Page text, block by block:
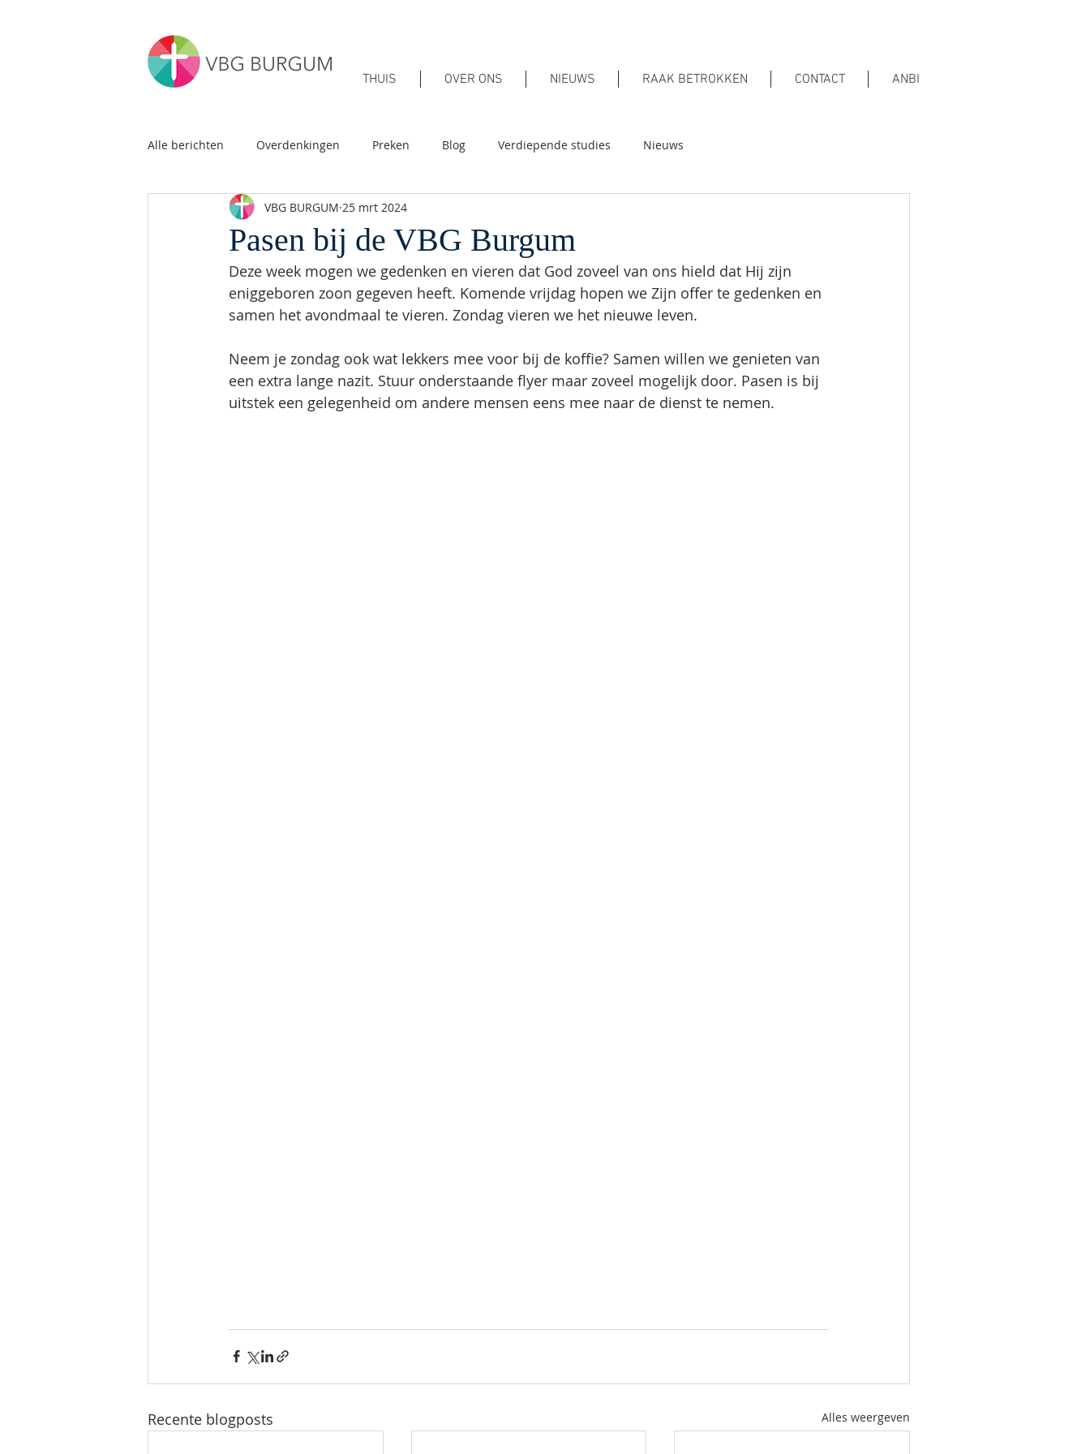
THUIS OVER ONS NIEUWS RAAK BETROKKEN CONTACT ANBI
Alle berichten Overdenkingen Preken Blog Verdiepende studies Nieuws
Pasen bij de VBG Burgum
VBG BURGUM 25 mrt 2024
Deze week mogen we gedenken en vieren dat God zoveel van ons hield dat Hij zijn
eniggeboren zoon gegeven heeft. Komende vrijdag hopen we Zijn offer te gedenken en
samen het avondmaal te vieren. Zondag vieren we het nieuwe leven.
Neem je zondag ook wat lekkers mee voor bij de koffie? Samen willen we genieten van
een extra lange nazit. Stuur onderstaande flyer maar zoveel mogelijk door. Pasen is bij
uitstek een gelegenheid om andere mensen eens mee naar de dienst te nemen.
Recente blogposts Alles weergeven